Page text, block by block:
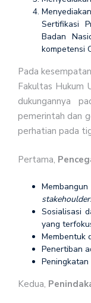
Sertifikasi
Badan
kompetensi
Pada
Fakultas Hukum
dukungannya
pemerintah dan
perhatian pada
Pertama,
Sosialisasi
yang
Membentuk
Penertiban
Kedua,